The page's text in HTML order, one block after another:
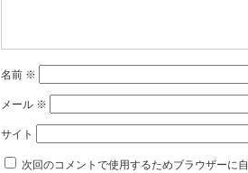
名前 ※
メール ※
サイト
次回のコメントで使用するためブラウザーに